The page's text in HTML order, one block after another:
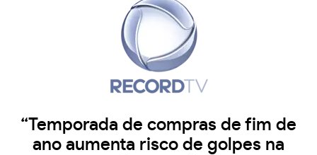
“Temporada de compras de fim de
ano aumenta risco de golpes na